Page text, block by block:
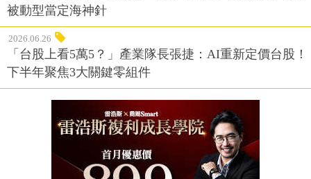
被動型當定海神針
2026.06.26
「台股上看5萬5？」產業隊長張捷：AI重新定價台股！
下半年聚焦3大關鍵零組件